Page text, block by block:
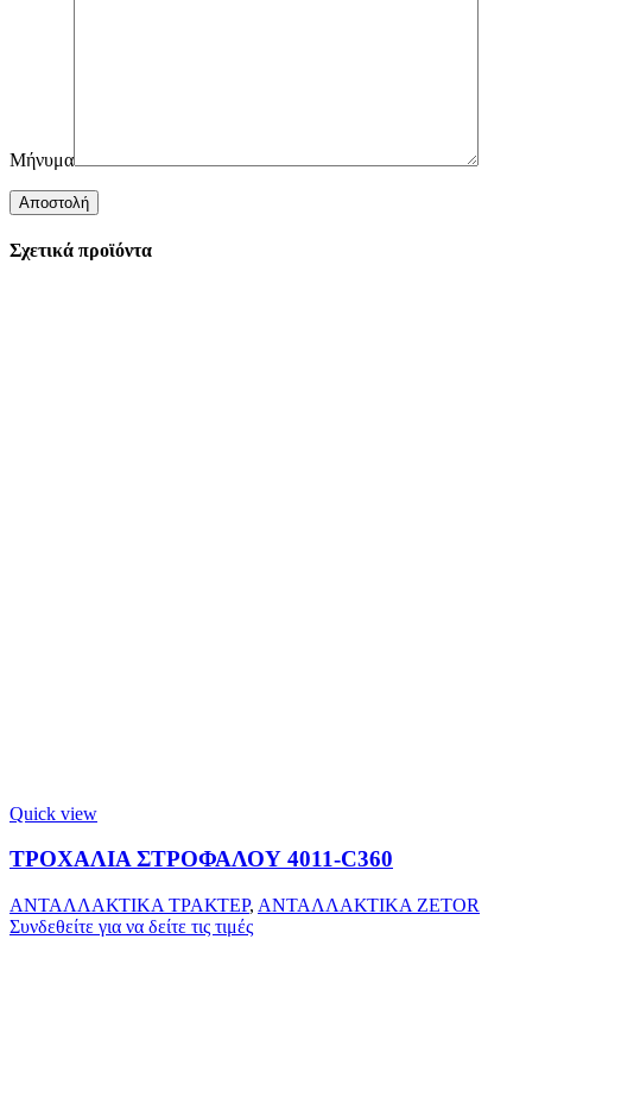
Μήνυμα
Σχετικά προϊόντα
Quick view
ΤΡΟΧΑΛΙΑ ΣΤΡΟΦΑΛΟΥ 4011-C360
ΑΝΤΑΛΛΑΚΤΙΚΑ ΤΡΑΚΤΕΡ, ΑΝΤΑΛΛΑΚΤΙΚΑ ZETOR
Συνδεθείτε για να δείτε τις τιμές